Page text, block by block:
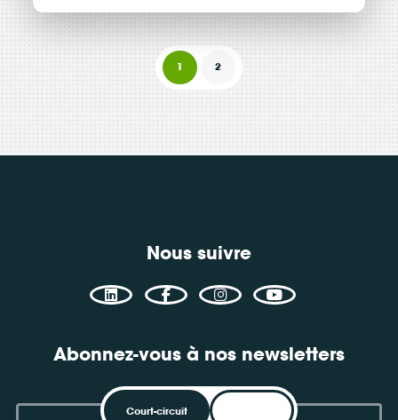
Créer une association
Ressource Article
1 2
Nous suivre
Abonnez-vous à nos newsletters
Court-circuit